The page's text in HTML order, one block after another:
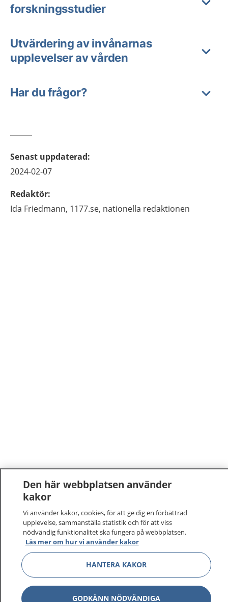
forskningsstudier
Utvärdering av invånarnas
upplevelser av vården
Har du frågor?
Senast uppdaterad:
2024-02-07
Redaktör:
Ida Friedmann, 1177.se, nationella redaktionen
1177–tryggt om din hälsa och vård
På 1177.se får du råd om hälsa och information om
sjukdomar och vilka mottagningar du kan kontakta.
Logga in för att läsa din journal och göra dina
Den här webbplatsen använder
kakor
Vi använder kakor, cookies, för att ge dig en förbättrad
upplevelse, sammanställa statistik och för att viss
nödvändig funktionalitet ska fungera på webbplatsen.
Läs mer om hur vi använder kakor
HANTERA KAKOR
GODKÄNN NÖDVÄNDIGA